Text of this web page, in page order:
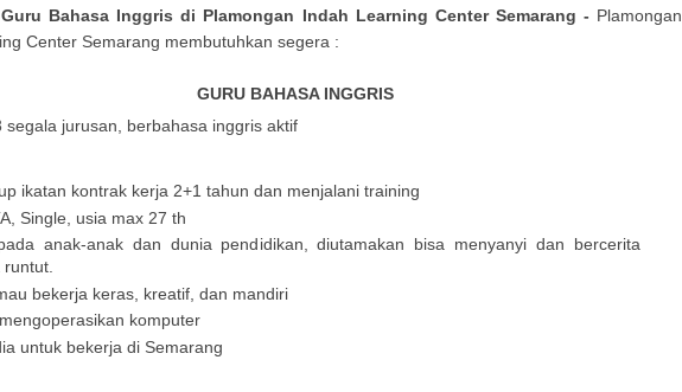
Guru Bahasa Inggris di Plamongan Indah Learning Center Semarang - Plamongan
Center Semarang membutuhkan segera :
GURU BAHASA INGGRIS
segala jurusan, berbahasa inggris aktif
ikatan kontrak kerja 2+1 tahun dan menjalani training
Single, usia max 27 th
anak-anak dan dunia pendidikan, diutamakan bisa menyanyi dan bercerita
bekerja keras, kreatif, dan mandiri
komputer
untuk bekerja di Semarang